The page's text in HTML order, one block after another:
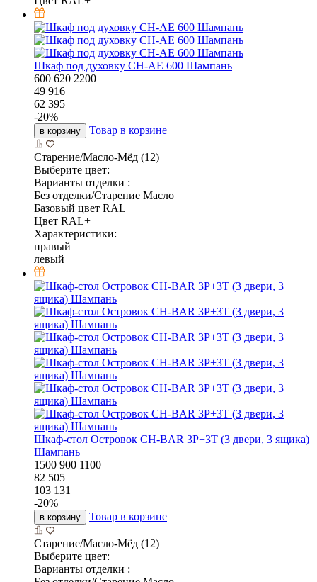
Шкаф под духовку CH-AE 600 Шампань
600 620 2200
49 916
62 395
-20%
в корзину Товар в корзине
Старение/Масло-Мёд (12)
Выберите цвет:
Варианты отделки :
Без отделки/Старение Масло
Базовый цвет RAL
Цвет RAL+
Характеристики:
правый
левый
Шкаф-стол Островок CH-BAR 3P+3T (3 двери, 3 ящика)
Шампань
1500 900 1100
82 505
103 131
-20%
в корзину Товар в корзине
Старение/Масло-Мёд (12)
Выберите цвет:
Варианты отделки :